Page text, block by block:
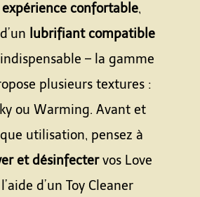
expérience confortable,
lubrifiant compatible
– la gamme
plusieurs textures :
ou Warming. Avant et
utilisation, pensez à
et désinfectervos Love
d’un Toy Cleaner